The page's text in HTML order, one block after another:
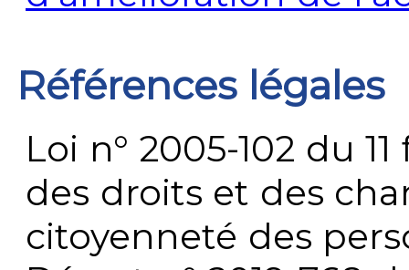
Références légales
Loi n° 2005-102 du
des droits et des
citoyenneté des